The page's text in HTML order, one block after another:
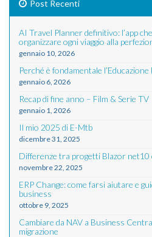
Post Recenti
AI Travel Planner definitivo: l’app
organizzare ogni viaggio alla
gennaio 10, 2026
Perché è fondamentale
gennaio 6, 2026
Recap di fine anno – Film & Serie TV
gennaio 1, 2026
Il mio 2025 di E-Mtb
dicembre 31, 2025
Differenze tra progetti Blazor net10
novembre 22, 2025
ERP Change: come farsi aiutare e
business
ottobre 9, 2025
Cambiare da NAV a Business
migrazione